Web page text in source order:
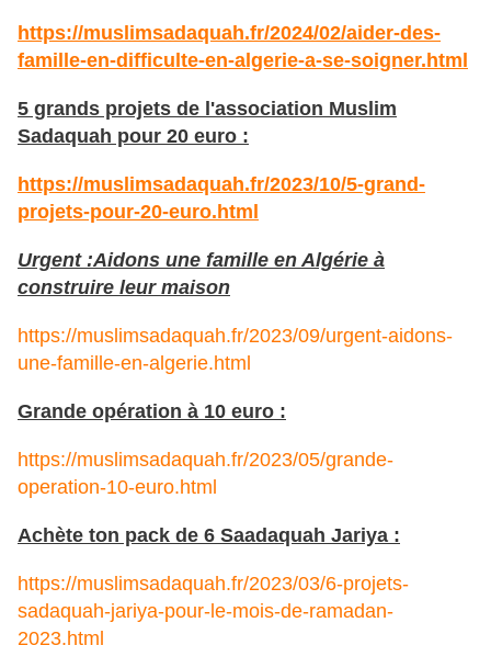
https://muslimsadaquah.fr/2024/02/aider-des-
famille-en-difficulte-en-algerie-a-se-soigner.html
5 grands projets de l'association Muslim
Sadaquah pour 20 euro :
https://muslimsadaquah.fr/2023/10/5-grand-
projets-pour-20-euro.html
Urgent :Aidons une famille en Algérie à
construire leur maison
https://muslimsadaquah.fr/2023/09/urgent-aidons-
une-famille-en-algerie.html
Grande opération à 10 euro :
https://muslimsadaquah.fr/2023/05/grande-
operation-10-euro.html
Achète ton pack de 6 Saadaquah Jariya :
https://muslimsadaquah.fr/2023/03/6-projets-
sadaquah-jariya-pour-le-mois-de-ramadan-
2023.html